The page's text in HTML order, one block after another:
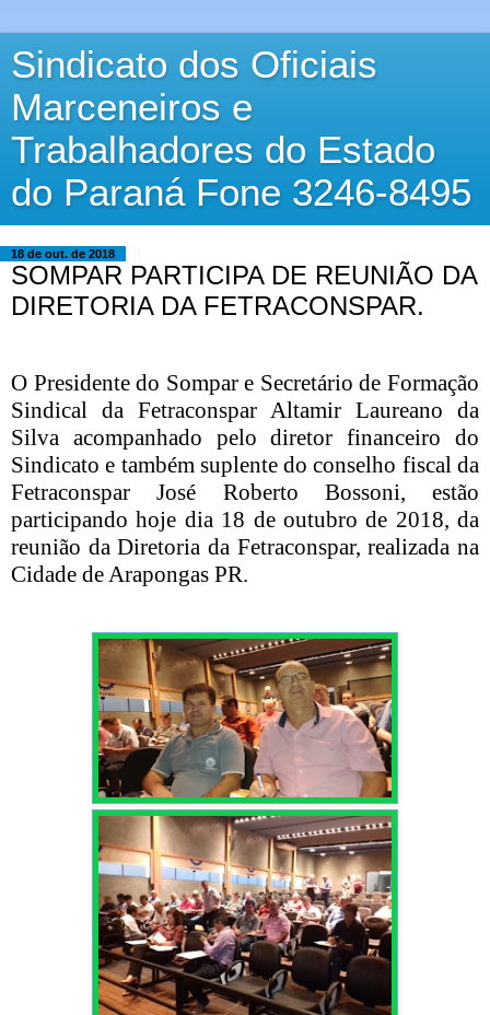
Sindicato dos Oficiais
Marceneiros e
Trabalhadores do Estado
do Paraná Fone 3246-8495
18 de out. de 2018
SOMPAR PARTICIPA DE REUNIÃO DA
DIRETORIA DA FETRACONSPAR.
O Presidente do Sompar e Secretário de Formação
Sindical da Fetraconspar Altamir Laureano da
Silva acompanhado pelo diretor financeiro do
Sindicato e também suplente do conselho fiscal da
Fetraconspar José Roberto Bossoni, estão
participando hoje dia 18 de outubro de 2018, da
reunião da Diretoria da Fetraconspar, realizada na
Cidade de Arapongas PR.